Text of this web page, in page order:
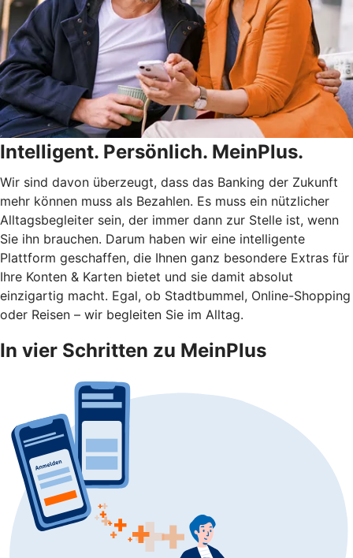
Intelligent. Persönlich. MeinPlus.
Wir sind davon überzeugt, dass das Banking der Zukunft
mehr können muss als Bezahlen. Es muss ein nützlicher
Alltagsbegleiter sein, der immer dann zur Stelle ist, wenn
Sie ihn brauchen. Darum haben wir eine intelligente
Plattform geschaffen, die Ihnen ganz besondere Extras für
Ihre Konten & Karten bietet und sie damit absolut
einzigartig macht. Egal, ob Stadtbummel, Online-Shopping
oder Reisen – wir begleiten Sie im Alltag.
In vier Schritten zu MeinPlus